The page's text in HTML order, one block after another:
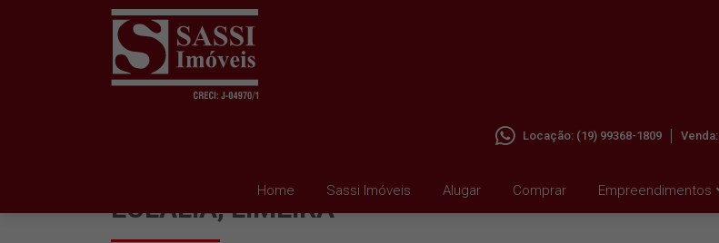
Home Sassi Imóveis Alugar Comprar Empreendimentos
Locação: (19) 99368-1809 Venda:
EULALIA, LIMEIRA